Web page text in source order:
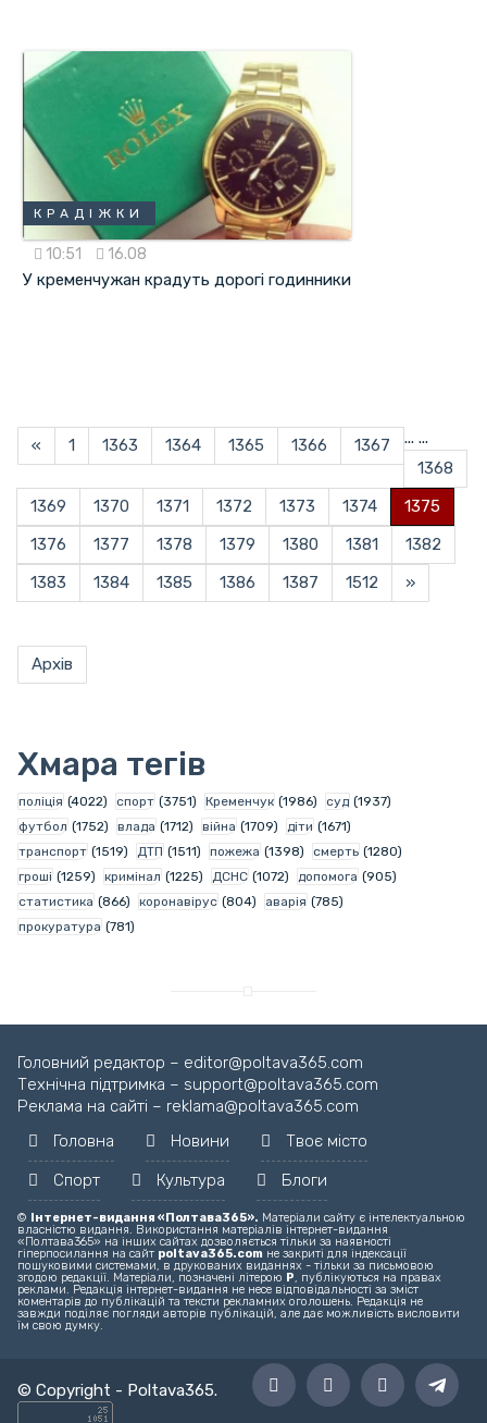
КРАДІЖКИ
10:51 16.08
У кременчужан крадуть дорогі годинники
« 1 ...
1363 1364 1365 1366
1367
1368
1369
1370 1371 1372 1373 1374
1375
1376
1377 1378 1379 1380 1381
1382
1383
1384 1385 1386 1387
...
1512 »
Архів
Хмара тегів
поліція (4022) спорт (3751) Кременчук (1986) суд (1937)
футбол (1752) влада (1712) війна (1709) діти (1671)
транспорт (1519) ДТП (1511) пожежа (1398) смерть (1280)
гроші (1259) кримінал (1225) ДСНС (1072) допомога (905)
статистика (866) коронавірус (804) аварія (785)
прокуратура (781)
Головний редактор – editor@poltava365.com
Технічна підтримка – support@poltava365.com
Реклама на сайті – reklama@poltava365.com
Головна
Новини
Твоє місто
Спорт
Культура Блоги
© Інтернет-видання «Полтава365». Матеріали сайту є інтелектуальною
власністю видання. Використання матеріалів інтернет-видання
«Полтава365» на інших сайтах дозволяється тільки за наявності
гіперпосилання на сайт poltava365.com не закриті для індексації
пошуковими системами, в друкованих виданнях - тільки за письмовою
згодою редакції. Матеріали, позначені літерою Р, публікуються на правах
реклами. Редакція інтернет-видання не несе відповідальності за зміст
коментарів до публікацій та тексти рекламних оголошень. Редакція не
завжди поділяє погляди авторів публікацій, але дає можливість висловити
їм свою думку.
© Copyright - Poltava365.